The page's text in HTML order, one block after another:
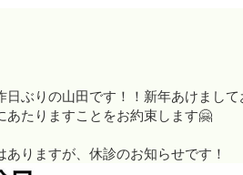
日ぶりの山田です！！新年あけまし
あたりますことをお約束します🤗
ありますが、休診のお知らせです！